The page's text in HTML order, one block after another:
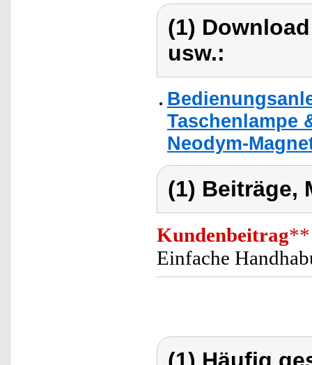
(1)
usw.:
Taschenlampe
Neodym-
(1) Beiträge,
Kundenbeitrag**
Einfache